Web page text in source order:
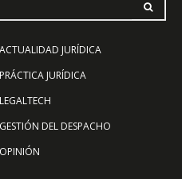
ACTUALIDAD JURÍDICA
PRÁCTICA JURÍDICA
LEGALTECH
GESTIÓN DEL DESPACHO
OPINIÓN